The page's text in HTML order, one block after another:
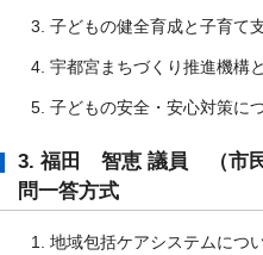
子どもの健全育成と子育て
宇都宮まちづくり推進機構
子どもの安全・安心対策に
3. 福田 智恵 議員 （市
問一答方式
地域包括ケアシステムにつ